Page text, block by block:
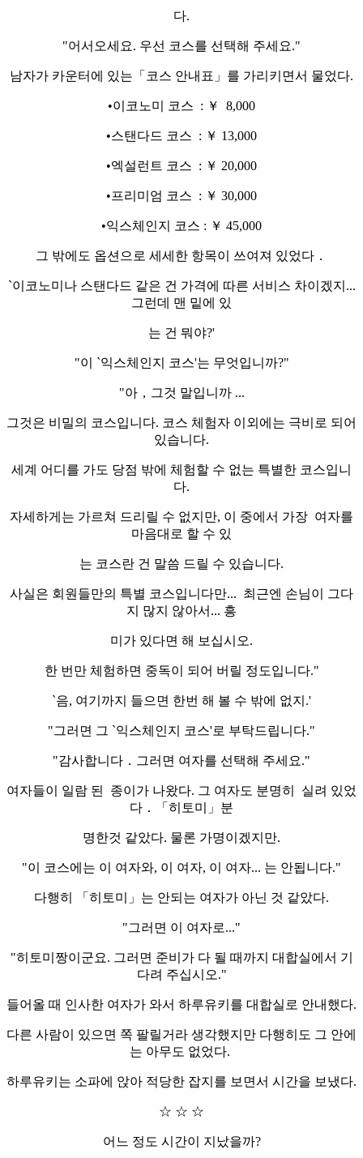
다.
"어서오세요. 우선 코스를 선택해 주세요."
남자가 카운터에 있는「코스 안내표」를 가리키면서 물었다.
•이코노미 코스 : ￥ 8,000
•스탠다드 코스 : ￥ 13,000
•엑설런트 코스 : ￥ 20,000
•프리미엄 코스 : ￥ 30,000
•익스체인지 코스 : ￥ 45,000
그 밖에도 옵션으로 세세한 항목이 쓰여져 있었다．
`이코노미나 스탠다드 같은 건 가격에 따른 서비스 차이겠지...
그런데 맨 밑에 있
는 건 뭐야?'
"이 `익스체인지 코스'는 무엇입니까?"
"아，그것 말입니까 ...
그것은 비밀의 코스입니다. 코스 체험자 이외에는 극비로 되어
있습니다.
세계 어디를 가도 당점 밖에 체험할 수 없는 특별한 코스입니
다.
자세하게는 가르쳐 드리릴 수 없지만, 이 중에서 가장 여자를
마음대로 할 수 있
는 코스란 건 말씀 드릴 수 있습니다.
사실은 회원들만의 특별 코스입니다만... 최근엔 손님이 그다
지 많지 않아서... 흥
미가 있다면 해 보십시오.
한 번만 체험하면 중독이 되어 버릴 정도입니다."
`음, 여기까지 들으면 한번 해 볼 수 밖에 없지.'
"그러면 그 `익스체인지 코스'로 부탁드립니다."
"감사합니다．그러면 여자를 선택해 주세요."
여자들이 일람 된 종이가 나왔다. 그 여자도 분명히 실려 있었
다．「히토미」분
명한것 같았다. 물론 가명이겠지만.
"이 코스에는 이 여자와, 이 여자, 이 여자... 는 안됩니다."
다행히 「히토미」는 안되는 여자가 아닌 것 같았다.
"그러면 이 여자로..."
"히토미짱이군요. 그러면 준비가 다 될 때까지 대합실에서 기
다려 주십시오."
들어올 때 인사한 여자가 와서 하루유키를 대합실로 안내했다.
다른 사람이 있으면 쪽 팔릴거라 생각했지만 다행히도 그 안에
는 아무도 없었다.
하루유키는 소파에 앉아 적당한 잡지를 보면서 시간을 보냈다.
☆ ☆ ☆
어느 정도 시간이 지났을까?